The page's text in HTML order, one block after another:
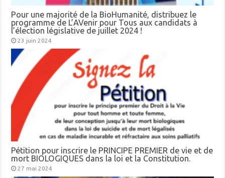
Pour une majorité de la BioHumanité, distribuez le
programme de L’AVenir pour Tous aux candidats à
l’élection législative de juillet 2024 !
23 juin 2024
Pétition pour inscrire le PRINCIPE PREMIER de vie et de
mort BIOLOGIQUES dans la loi et la Constitution.
27 mai 2024